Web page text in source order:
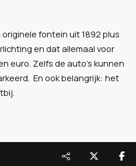
fontein uit 1892 plus
en dat allemaal voor
euro. Zelfs de auto's kunnen
En ook belangrijk: het